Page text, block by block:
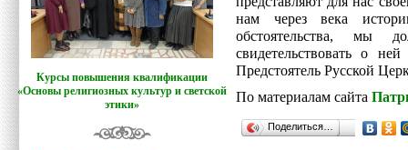
Курсы повышения квалификации
«Основы религиозных культур и светской
этики»
нам через века
обстоятельства, мы
свидетельствовать о
Предстоятель Русской
По материалам сайта
Поделиться…